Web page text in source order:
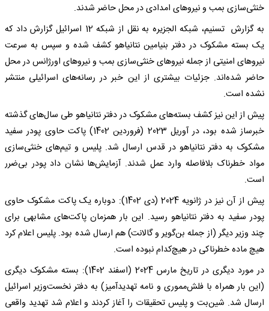
خنثی‌سازی بمب و نیروهای امدادی در محل حاضر شدند.
به گزارش تسنیم، شبکه الجزیره به نقل از شبکه 12 اسرائیل گزارش داد که
یک بسته مشکوک در دفتر بنیامین نتانیاهو کشف شده و سپس به سرعت
نیروهای امنیتی از جمله نیروهای خنثی‌سازی بمب و نیروهای اورژانس در محل
حاضر شده‌اند. جزئیات بیشتری از این خبر در رسانه‌‌های اسرائیلی منتشر
نشده است.
پیش از این نیز کشف بسته‌های مشکوک در دفتر نتانیاهو طی سال‌های گذشته
خبرساز شده بود، در آوریل 2023 (فروردین 1402) پاکت حاوی پودر سفید
مشکوک به دفتر نتانیاهو در قدس ارسال شد. پلیس و تیم‌های خنثی‌سازی
مواد خطرناک بلافاصله وارد عمل شدند. آزمایش‌ها نشان داد پودر بی‌ضرر
است.
پیش از آن نیز در ژانویه 2024 (دی 1402): دوباره یک پاکت مشکوک حاوی
پودر سفید به دفتر نتانیاهو رسید. این بار همزمان پاکت‌های مشابهی برای
چند وزیر دیگر (از جمله بن‌گویر و گالانت) هم ارسال شده بود. پلیس اعلام کرد
هیچ ماده خطرناکی در هیچ‌کدام نبوده است.
در مورد دیگری در تاریخ مارس 2024 (اسفند 1402): بسته مشکوک دیگری
(این بار همراه با فلش‌مموری و نامه تهدیدآمیز) به دفتر نخست‌وزیر اسرائیل
ارسال شد. شین‌بت و پلیس تحقیقات را آغاز کردند و اعلام شد تهدید واقعی